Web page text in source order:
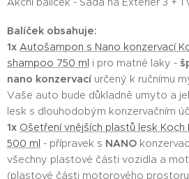
Balíček obsahuje:
1x Autošampon s Nano konzervací
shampoo 750 ml i pro matné laky -
nano konzervacíurčený k ručnímu
Vaše auto bude důkladně umyto a
lesk s dlouhodobým konzervačním
1x Ošetření vnějších plastů lesk
500 ml - přípravek s NANO
všechny plastové části vozidla a
(plastové části motorového